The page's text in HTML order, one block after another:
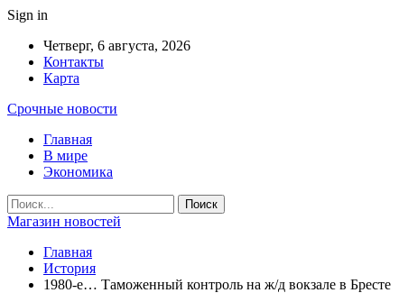
Sign in
Четверг, 6 августа, 2026
Контакты
Карта
Срочные новости
Главная
В мире
Экономика
Магазин новостей
Главная
История
1980-е… Таможенный контроль на ж/д вокзале в Бресте